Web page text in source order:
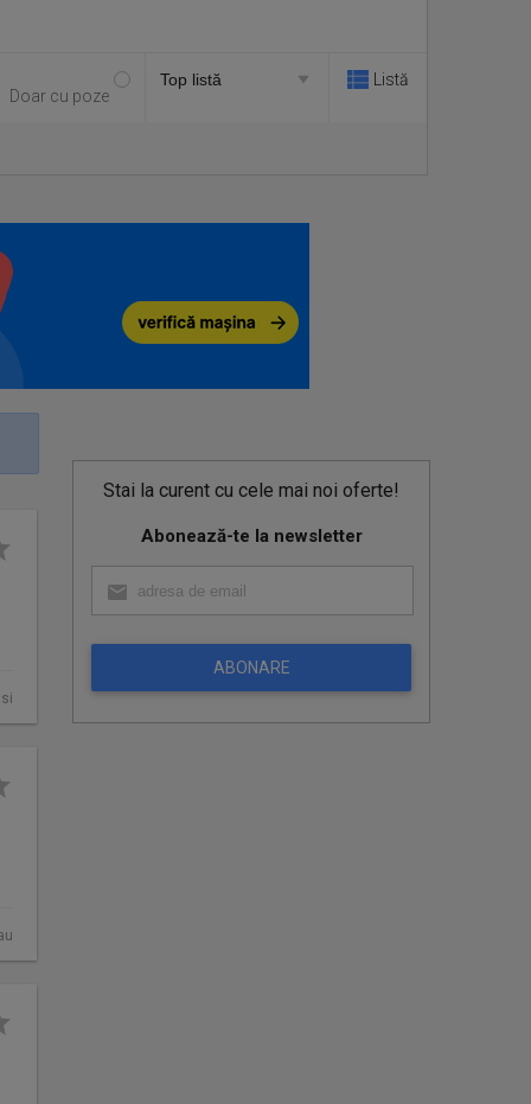
Doar cu poze
Listă
Stai la curent cu cele mai noi oferte!
Abonează-te la newsletter
ABONARE